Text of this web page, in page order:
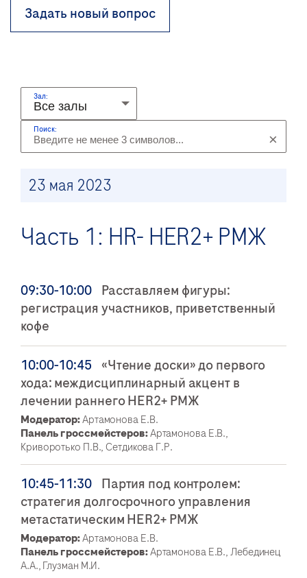
Задать новый вопрос
Зал:
Поиск:
×
23 мая 2023
Часть 1: HR- HER2+ РМЖ
09:30-10:00 Расставляем фигуры:
регистрация участников, приветственный
кофе
10:00-10:45 «Чтение доски» до первого
хода: междисциплинарный акцент в
лечении раннего HER2+ РМЖ
Модератор:Артамонова Е.В.
Панель гроссмейстеров:Артамонова Е.В.,
Криворотько П.В., Сетдикова Г.Р.
10:45-11:30 Партия под контролем:
стратегия долгосрочного управления
метастатическим HER2+ РМЖ
Модератор:Артамонова Е.В.
Панель гроссмейстеров:Артамонова Е.В., Лебединец
А.А., Глузман М.И.